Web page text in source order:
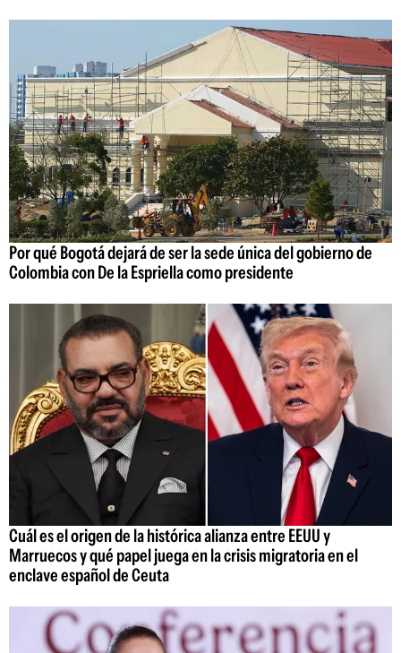
Por qué Bogotá dejará de ser la sede única del gobierno de
Colombia con De la Espriella como presidente
Cuál es el origen de la histórica alianza entre EEUU y
Marruecos y qué papel juega en la crisis migratoria en el
enclave español de Ceuta